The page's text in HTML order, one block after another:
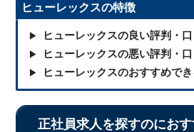
ヒューレックスの特徴
ヒューレックスの良い評判・口
ヒューレックスの悪い評判・口
ヒューレックスのおすすめで
正社員求人を探すのにお